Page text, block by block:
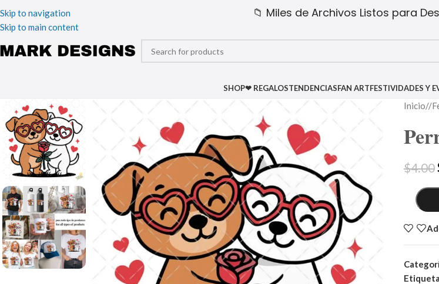
Skip to navigation
Skip to main content
📁 Miles de Archivos Listos para
SHOP❤ REGALOSTENDENCIASFAN ARTFESTIVIDADES Y
Inicio/
$4.00